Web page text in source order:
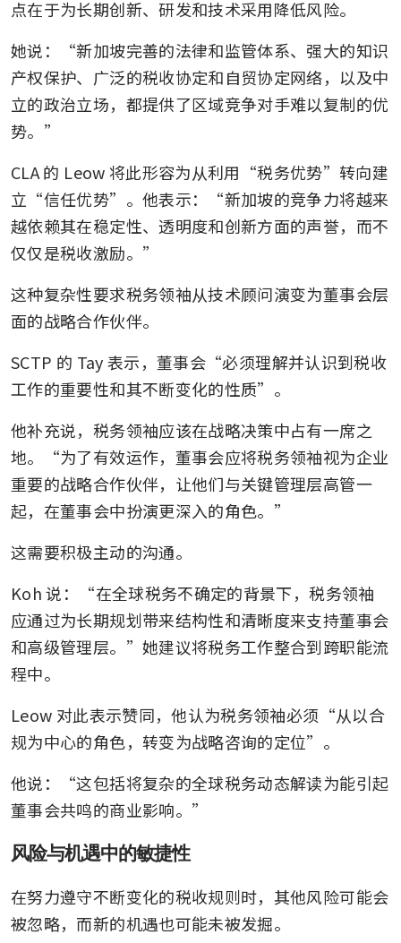
点在于为长期创新、研发和技术采用降低风险。
她说：“新加坡完善的法律和监管体系、强大的知识
产权保护、广泛的税收协定和自贸协定网络，以及中
立的政治立场，都提供了区域竞争对手难以复制的优
势。”
CLA 的 Leow 将此形容为从利用“税务优势”转向建
立“信任优势”。他表示：“新加坡的竞争力将越来
越依赖其在稳定性、透明度和创新方面的声誉，而不
仅仅是税收激励。”
这种复杂性要求税务领袖从技术顾问演变为董事会层
面的战略合作伙伴。
SCTP 的 Tay 表示，董事会“必须理解并认识到税收
工作的重要性和其不断变化的性质”。
他补充说，税务领袖应该在战略决策中占有一席之
地。“为了有效运作，董事会应将税务领袖视为企业
重要的战略合作伙伴，让他们与关键管理层高管一
起，在董事会中扮演更深入的角色。”
这需要积极主动的沟通。
Koh 说：“在全球税务不确定的背景下，税务领袖
应通过为长期规划带来结构性和清晰度来支持董事会
和高级管理层。”她建议将税务工作整合到跨职能流
程中。
Leow 对此表示赞同，他认为税务领袖必须“从以合
规为中心的角色，转变为战略咨询的定位”。
他说：“这包括将复杂的全球税务动态解读为能引起
董事会共鸣的商业影响。”
风险与机遇中的敏捷性
在努力遵守不断变化的税收规则时，其他风险可能会
被忽略，而新的机遇也可能未被发掘。